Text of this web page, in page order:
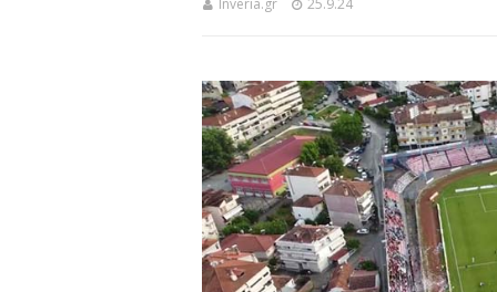
Inveria.gr 25.9.24